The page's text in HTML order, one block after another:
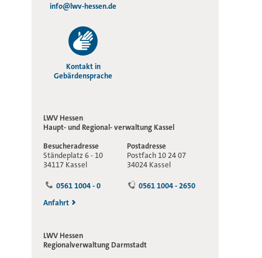
info@lwv-hessen.de
Kontakt in
Gebärdensprache
LWV Hessen
Haupt- und Regional-verwaltung Kassel
Besucheradresse
Ständeplatz 6 - 10
34117 Kassel
Postadresse
Postfach 10 24 07
34024 Kassel
0561 1004 - 0
0561 1004 - 2650
Anfahrt
LWV Hessen
Regionalverwaltung Darmstadt